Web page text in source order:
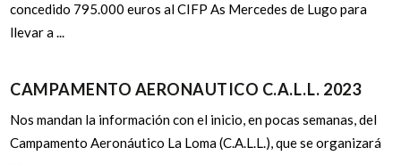
concedido 795.000 euros al CIFP As Mercedes de Lugo para
llevar a ...
CAMPAMENTO AERONAUTICO C.A.L.L. 2023
Nos mandan la información con el inicio, en pocas semanas, del
Campamento Aeronáutico La Loma (C.A.L.L.), que se organizará